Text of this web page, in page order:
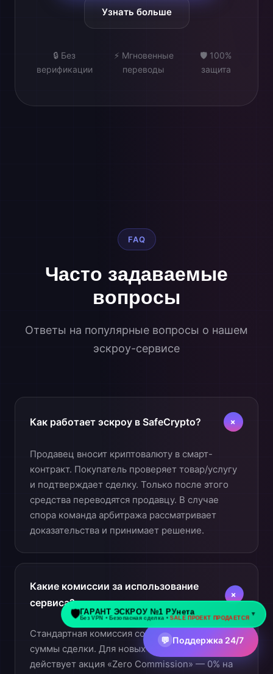
Узнать больше
🔒 Без
верификации
⚡ Мгновенные
переводы
🛡️ 100%
защита
FAQ
Часто задаваемые
вопросы
Ответы на популярные вопросы о нашем
эскроу-сервисе
Как работает эскроу в SafeCrypto? +
Продавец вносит криптовалюту в смарт-
контракт. Покупатель проверяет товар/услугу
и подтверждает сделку. Только после этого
средства переводятся продавцу. В случае
спора команда арбитража рассматривает
доказательства и принимает решение.
Какие комиссии за использование
сервиса?
+
Стандартная комиссия составляет 0.5% от
суммы сделки. Для новых пользователей
действует акция «Zero Commission» — 0% на
💬 Поддержка 24/7